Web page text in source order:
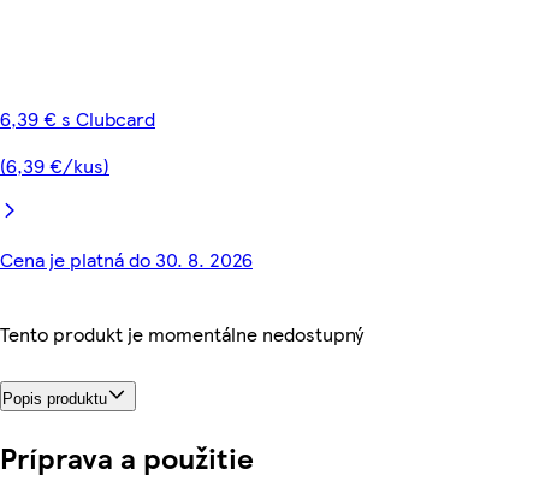
6,39 € s Clubcard
(6,39 €/kus)
Cena je platná do 30. 8. 2026
Tento produkt je momentálne nedostupný
Popis produktu
Príprava a použitie